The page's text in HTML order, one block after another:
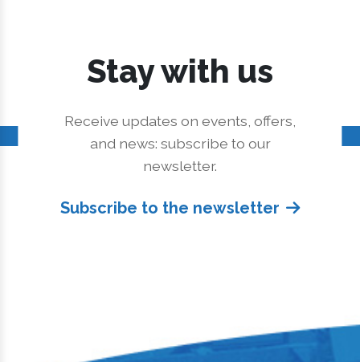
Stay with us
Receive updates on events, offers,
and news: subscribe to our
newsletter.
Subscribe to the newsletter